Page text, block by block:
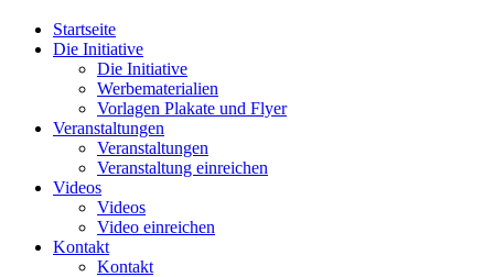
Startseite
Die Initiative
Die Initiative
Werbematerialien
Vorlagen Plakate und Flyer
Veranstaltungen
Veranstaltungen
Veranstaltung einreichen
Videos
Videos
Video einreichen
Kontakt
Kontakt